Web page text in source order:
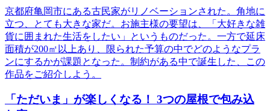
京都府亀岡市にある古民家がリノベーションされた。角地に
立つ、とても大きな家だ。お施主様の要望は、「大好きな雑
貨に囲まれた生活をしたい」というものだった。一方で延床
面積が200㎡以上あり、限られた予算の中でどのようなプラ
ンにするかが課題となった。制約がある中で誕生した、この
作品をご紹介しよう。
「ただいま」が楽しくなる！ 3つの屋根で包み込